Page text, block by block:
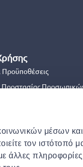
μέσων
τον ιστότοπό
άλλες
Προϋποθέσεις